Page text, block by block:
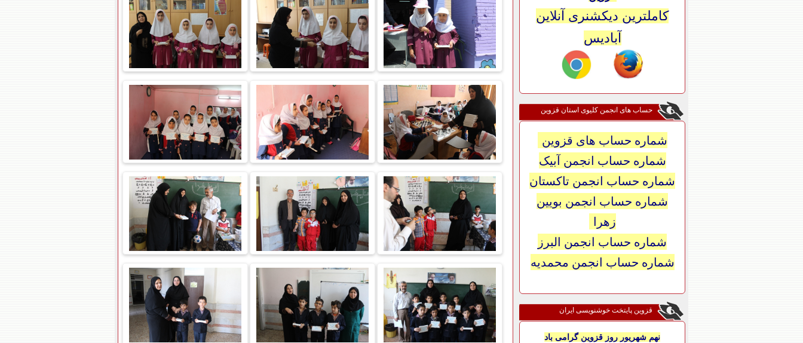
کاملترین دیکشنری آنلاین
آبادیس
حساب های انجمن کلیوی استان قزوین
شماره حساب های قزوین
شماره حساب انجمن آبیک
شماره حساب انجمن تاکستان
شماره حساب انجمن بویین
زهرا
شماره حساب انجمن البرز
شماره حساب انجمن محمدیه
قزوین پایتخت خوشنویسی ایران
نهم شهریور روز قزوین گرامی باد